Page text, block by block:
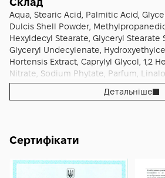
чисту м’якість і легкий мигдальний
комфортному для шкіри ритмі
накопичувальний результат: рівний
тактильність і природний, живий
Aqua, Stearic Acid, Palmitic Acid,
Dulcis Shell Powder,
Hexyldecyl Stearate, Glyceryl Stearate
Glyceryl Undecylenate,
Hortensis Extract, Caprylyl Glycol, 1,2
Nitrate, Sodium Phytate, Parfum,
Детальніше
Сертифікати